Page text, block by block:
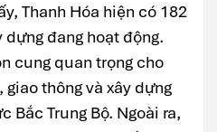
Thanh Hóa hiện có 182
đang hoạt động.
cung quan trọng cho
thông và xây dựng
Bắc Trung Bộ. Ngoài ra,